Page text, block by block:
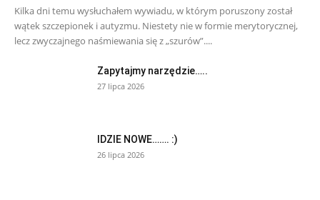
Kilka dni temu wysłuchałem wywiadu, w którym poruszony został
wątek szczepionek i autyzmu. Niestety nie w formie merytorycznej,
lecz zwyczajnego naśmiewania się z „szurów”....
Zapytajmy narzędzie…..
27 lipca 2026
IDZIE NOWE……. :)
26 lipca 2026